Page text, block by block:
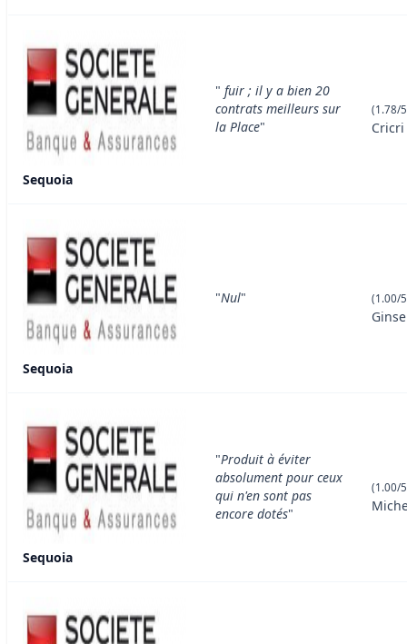
Sequoia
" fuir ; il y a bien 20
contrats meilleurs sur
la Place"
(1.78/
Cricri
Sequoia
"Nul" (1.00/
Sequoia
"Produit à éviter
absolument pour ceux
qui n'en sont pas
encore dotés"
(1.00/